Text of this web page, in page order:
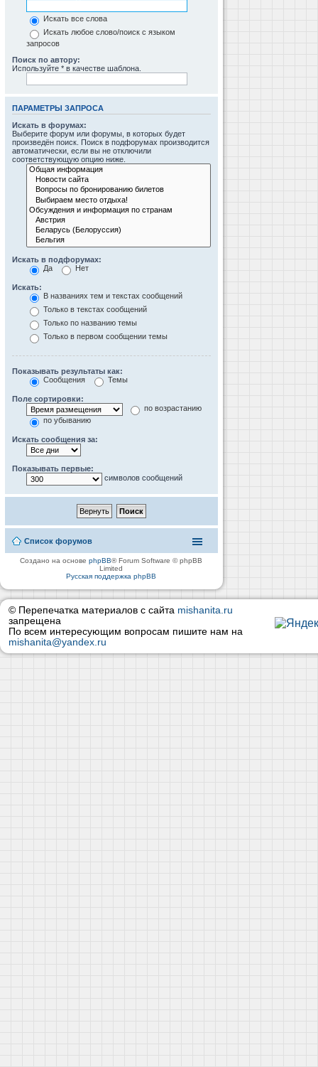
Искать все слова
Искать любое слово/поиск с языком
запросов
Поиск по автору:
Используйте * в качестве шаблона.
ПАРАМЕТРЫ ЗАПРОСА
Искать в форумах:
Выберите форум или форумы, в которых будет
произведён поиск. Поиск в подфорумах производится
автоматически, если вы не отключили
соответствующую опцию ниже.
Искать в подфорумах:
Да
Нет
Искать:
В названиях тем и текстах сообщений
Только в текстах сообщений
Только по названию темы
Только в первом сообщении темы
Показывать результаты как:
Сообщения
Темы
Поле сортировки:
по возрастанию
по убыванию
Искать сообщения за:
Показывать первые:
символов сообщений
Список форумов
Создано на основеphpBB® Forum Software © phpBB
Limited
Русская поддержка phpBB
© Перепечатка материалов с сайта mishanita.ru
запрещена
По всем интересующим вопросам пишите нам на
mishanita@yandex.ru